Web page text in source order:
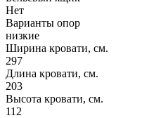
Нет
Варианты опор
низкие
Ширина кровати, см.
297
Длина кровати, см.
203
Высота кровати, см.
112